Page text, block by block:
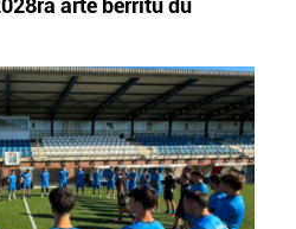
arte berritu du